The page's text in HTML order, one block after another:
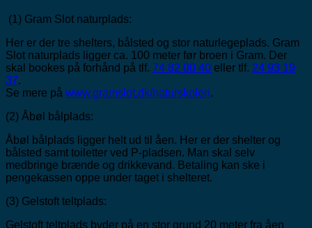
(1) Gram Slot naturplads:
Her er der tre shelters, bålsted og stor naturlegeplads. Gram
Slot naturplads ligger ca. 100 meter før broen i Gram. Der
skal bookes på forhånd på tlf. 74 82 00 40 eller tlf. 24 93 19
37.
Se mere på www.gramslot.dk/naturskolen.
(2) Åbøl bålplads:
Åbøl bålplads ligger helt ud til åen. Her er der shelter og
bålsted samt toiletter ved P-pladsen. Man skal selv
medbringe brænde og drikkevand. Betaling kan ske i
pengekassen oppe under taget i shelteret.
(3) Gelstoft teltplads:
Gelstoft teltplads byder på en stor grund 20 meter fra åen